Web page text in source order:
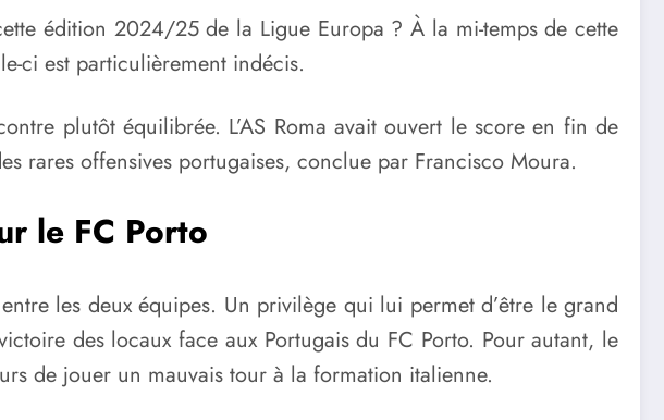
édition 2024/25 de la Ligue Europa ? À la mi-temps de cette
ci est particulièrement indécis.
plutôt équilibrée. L’AS Roma avait ouvert le score en fin de
rares offensives portugaises, conclue par Francisco Moura.
le FC Porto
les deux équipes. Un privilège qui lui permet d’être le grand
des locaux face aux Portugais du FC Porto. Pour autant, le
de jouer un mauvais tour à la formation italienne.